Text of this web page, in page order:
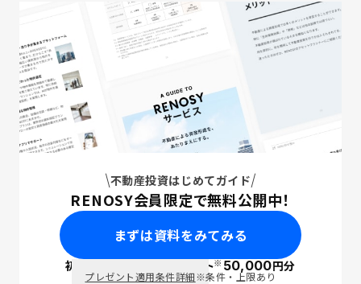
不動産投資はじめてガイド
RENOSY会員限定で無料公開中！
まずは資料をみてみる
初回面談で ポイント※50,000円分
プレゼント適用条件詳細※条件・上限あり